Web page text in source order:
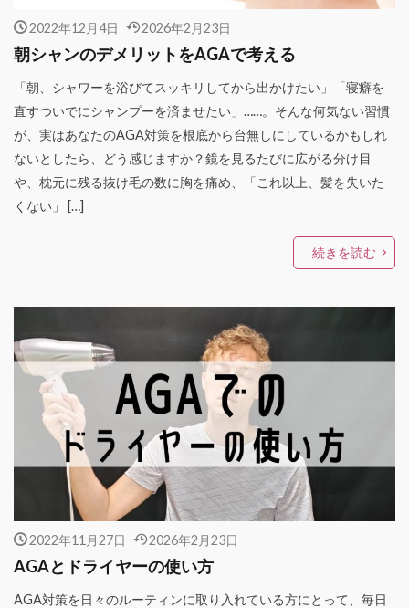
2022年12月4日 2026年2月23日
朝シャンのデメリットをAGAで考える
「朝、シャワーを浴びてスッキリしてから出かけたい」「寝癖を
直すついでにシャンプーを済ませたい」……。そんな何気ない習慣
が、実はあなたのAGA対策を根底から台無しにしているかもしれ
ないとしたら、どう感じますか？鏡を見るたびに広がる分け目
や、枕元に残る抜け毛の数に胸を痛め、「これ以上、髪を失いた
くない」 […]
続きを読む
2022年11月27日 2026年2月23日
AGAとドライヤーの使い方
AGA対策を日々のルーティンに取り入れている方にとって、毎日